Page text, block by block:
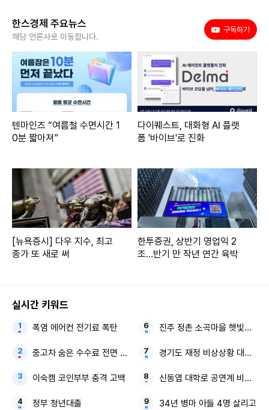
한스경제 주요뉴스
해당 언론사로 이동합니다.
구독하기
텐마인즈 “여름철 수면시간 1
0분 짧아져”
다이퀘스트, 대화형 AI 플랫
폼 '바이브'로 진화
[뉴욕증시] 다우 지수, 최고
종가 또 새로 써
한투증권, 상반기 영업익 2
조…반기 만 작년 연간 육박
실시간 키워드
폭염 에어컨 전기료 폭탄
중고차 숨은 수수료 전면 공개
이숙캠 코인부부 충격 고백
정부 청년대출
진주 정촌 소곡마을 햇빛소득
경기도 재정 비상상황 대한민국
신동엽 대학로 공연계 비하 논
34년 병마 아들 4명 살리고